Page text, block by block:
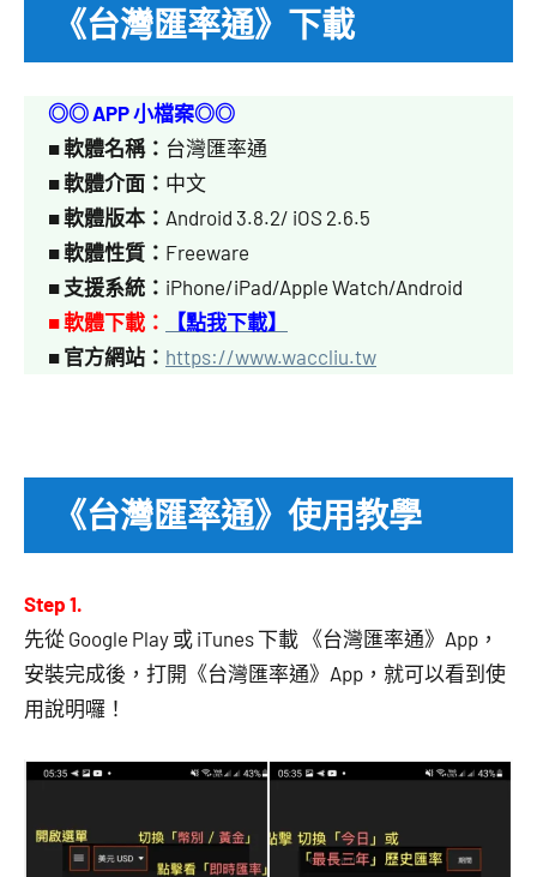
《台灣匯率通》下載
◎◎ APP 小檔案◎◎
■軟體名稱： 台灣匯率通
■軟體介面： 中文
■軟體版本： Android 3.8.2/ iOS 2.6.5
■軟體性質： Freeware
■ 支援系統： iPhone/iPad/Apple Watch/Android
■ 軟體下載：
【點我下載】
■ 官方網站： https://www.waccliu.tw
《台灣匯率通》使用教學
Step 1.
先從 Google Play 或 iTunes 下載 《台灣匯率通》App，
安裝完成後，打開 《台灣匯率通》App，就可以看到使
用說明囉！